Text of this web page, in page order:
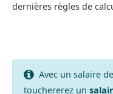
dernières règles de
Avec un salaire de
touchererez un